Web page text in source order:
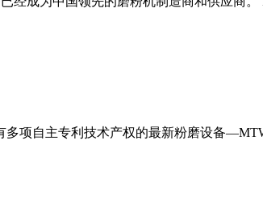
项自主专利技术产权的最新粉磨设备